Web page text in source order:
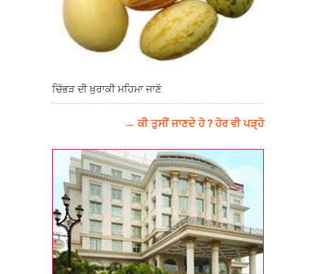
ਚਿੱਭੜ ਦੀ ਖ਼ੁਰਾਕੀ ਮਹਿਮਾ ਜਾਣੋ
→ ਕੀ ਤੁਸੀਂ ਜਾਣਦੇ ਹੋ ? ਹੋਰ ਵੀ ਪੜ੍ਹੋ